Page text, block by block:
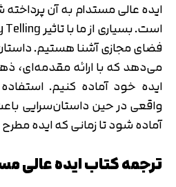
ایده عالی مستدام به آن
فضای مجازی آشنا هستیم. داستان
می‌دهد که با ارائه مقدمه‌ای،
ایده خود آماده کنیم.
واقعی در حین داستان‌سرایی
آماده شود تا زمانی که ایده
ترجمه کتاب ایده عالی